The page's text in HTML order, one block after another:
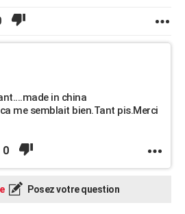
in china
me semblait bien.Tant pis.Merci
0
Posez votre question